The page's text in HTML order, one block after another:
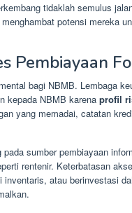
tidaklah semulus
potensi mereka
Pembiayaan
bagi NBMB. Lembaga
kepada NBMB karena profil
yang memadai, catatan
sumber pembiayaan
rentenir. Keterbatasan
atau berinvestasi